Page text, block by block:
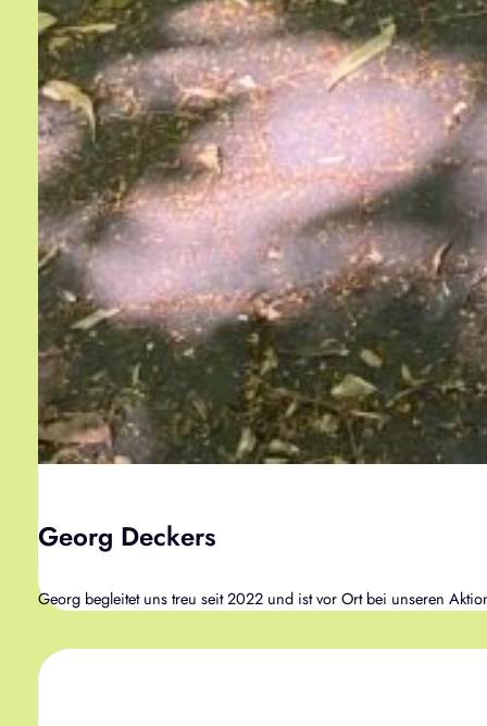
Georg Deckers
Georg begleitet uns treu seit 2022 und ist vor Ort bei unseren